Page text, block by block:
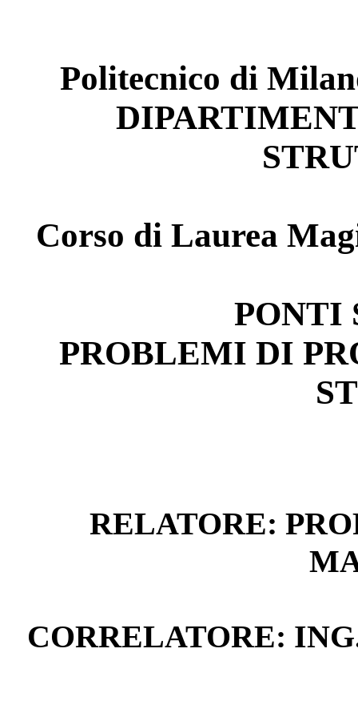
Politecnico di
Corso di Laurea
PONTI
PROBLEMI DI
RELATORE:
CORRELATORE: